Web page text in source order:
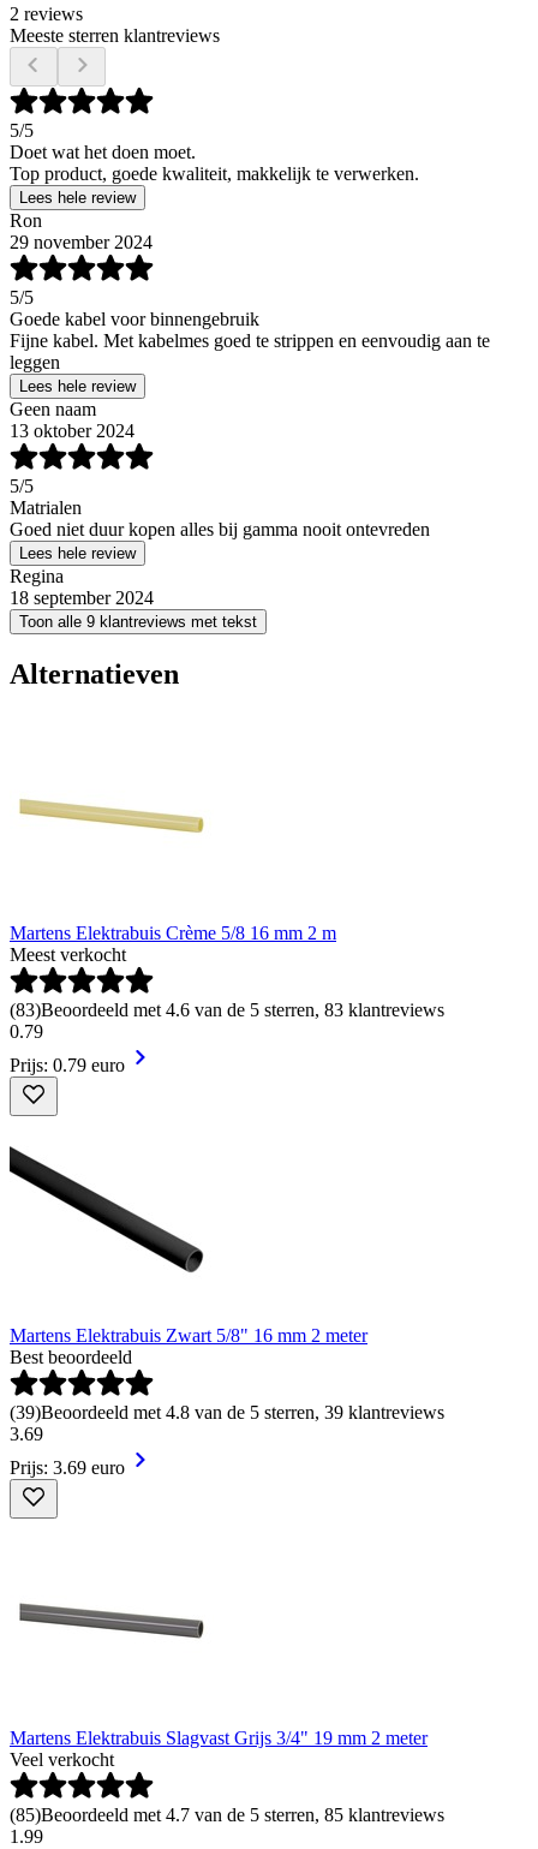
2 reviews
Meeste sterren klantreviews
5/5
Doet wat het doen moet.
Top product, goede kwaliteit, makkelijk te verwerken.
Lees hele review
Ron
29 november 2024
5/5
Goede kabel voor binnengebruik
Fijne kabel. Met kabelmes goed te strippen en eenvoudig aan te
leggen
Lees hele review
Geen naam
13 oktober 2024
5/5
Matrialen
Goed niet duur kopen alles bij gamma nooit ontevreden
Lees hele review
Regina
18 september 2024
Toon alle 9 klantreviews met tekst
Alternatieven
Martens Elektrabuis Crème 5/8 16 mm 2 m
Meest verkocht
(83)Beoordeeld met 4.6 van de 5 sterren, 83 klantreviews
0.79
Prijs: 0.79 euro
Martens Elektrabuis Zwart 5/8" 16 mm 2 meter
Best beoordeeld
(39)Beoordeeld met 4.8 van de 5 sterren, 39 klantreviews
3.69
Prijs: 3.69 euro
Martens Elektrabuis Slagvast Grijs 3/4" 19 mm 2 meter
Veel verkocht
(85)Beoordeeld met 4.7 van de 5 sterren, 85 klantreviews
1.99